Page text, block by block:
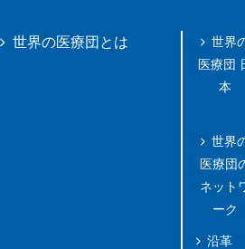
世界の医療団とは
世界
医療団
本
世界
医療団
ネット
ーク
沿革